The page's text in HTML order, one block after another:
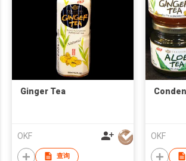
Ginger Tea
OKF
查询
OKF